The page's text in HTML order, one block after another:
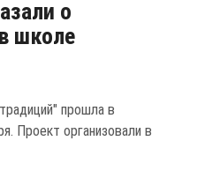
о
школе
прошла в
Проект организовали в